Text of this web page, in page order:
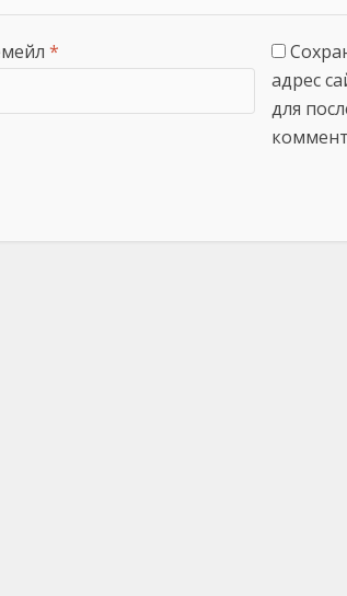
*
адрес
для